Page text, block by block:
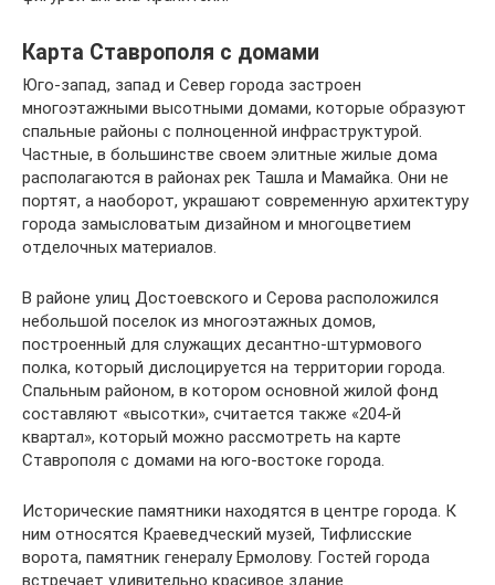
Карта Ставрополя с домами
Юго-запад, запад и Север города застроен
многоэтажными высотными домами, которые образуют
спальные районы с полноценной инфраструктурой.
Частные, в большинстве своем элитные жилые дома
располагаются в районах рек Ташла и Мамайка. Они не
портят, а наоборот, украшают современную архитектуру
города замысловатым дизайном и многоцветием
отделочных материалов.
В районе улиц Достоевского и Серова расположился
небольшой поселок из многоэтажных домов,
построенный для служащих десантно-штурмового
полка, который дислоцируется на территории города.
Спальным районом, в котором основной жилой фонд
составляют «высотки», считается также «204-й
квартал», который можно рассмотреть на карте
Ставрополя с домами на юго-востоке города.
Исторические памятники находятся в центре города. К
ним относятся Краеведческий музей, Тифлисские
ворота, памятник генералу Ермолову. Гостей города
встречает удивительно красивое здание